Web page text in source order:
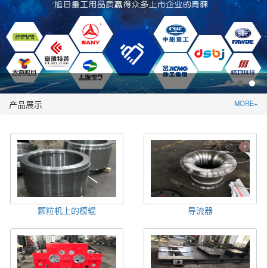
产品展示 MORE+
颗粒机上的模辊 导流器